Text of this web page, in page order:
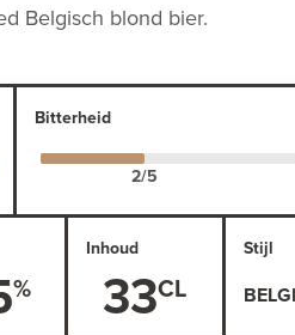
Belgisch blond bier.
Bitterheid
Inhoud
33
Stijl